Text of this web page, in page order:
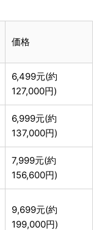
価格
6,499元(約
127,000円)
6,999元(約
137,000円)
7,999元(約
156,600円)
9,699元(約
199,000円)